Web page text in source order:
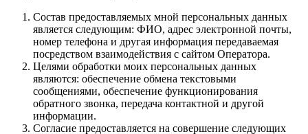
Состав предоставляемых мной персональных данных
является следующим: ФИО, адрес электронной почты,
номер телефона и другая информация передаваемая
посредством взаимодействия с сайтом Оператора.
Целями обработки моих персональных данных
являются: обеспечение обмена текстовыми
сообщениями, обеспечение функционирования
обратного звонка, передача контактной и другой
информации.
Согласие предоставляется на совершение следующих